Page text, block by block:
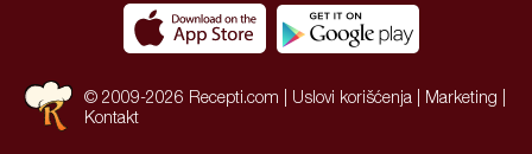
© 2009-2026 Recepti.com | Uslovi korišćenja Marketing
Kontakt